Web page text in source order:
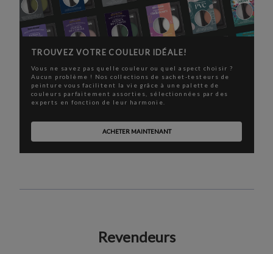
TROUVEZ VOTRE COULEUR IDÉALE!
Vous ne savez pas quelle couleur ou quel aspect choisir ?
Aucun problème ! Nos collections de sachet-testeurs de
peinture vous facilitent la vie grâce à une palette de
couleurs parfaitement assorties, sélectionnées par des
experts en fonction de leur harmonie.
ACHETER MAINTENANT
Revendeurs